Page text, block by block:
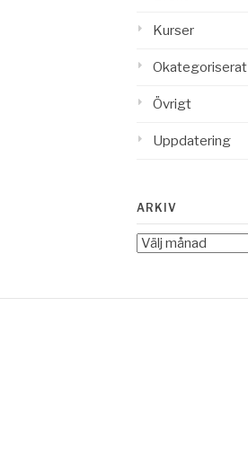
Kurser
Okategoriserat
Övrigt
Uppdatering
ARKIV
Arkiv